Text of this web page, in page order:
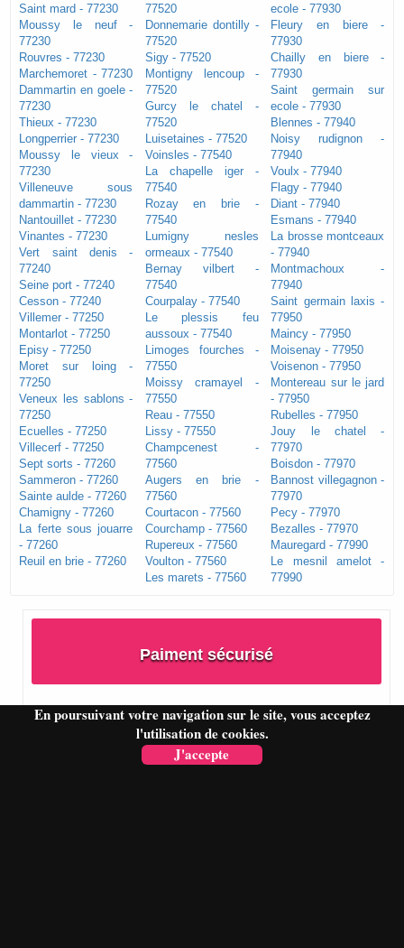
En poursuivant votre navigation sur le site, vous acceptez
l'utilisation de cookies.
J'accepte
Saint mard - 77230
Moussy le neuf -
77230
Rouvres - 77230
Marchemoret - 77230
Dammartin en goele -
77230
Thieux - 77230
Longperrier - 77230
Moussy le vieux -
77230
Villeneuve sous
dammartin - 77230
Nantouillet - 77230
Vinantes - 77230
Vert saint denis -
77240
Seine port - 77240
Cesson - 77240
Villemer - 77250
Montarlot - 77250
Episy - 77250
Moret sur loing -
77250
Veneux les sablons -
77250
Ecuelles - 77250
Villecerf - 77250
Sept sorts - 77260
Sammeron - 77260
Sainte aulde - 77260
Chamigny - 77260
La ferte sous jouarre
- 77260
Reuil en brie - 77260
77520
Donnemarie dontilly -
77520
Sigy - 77520
Montigny lencoup -
77520
Gurcy le chatel -
77520
Luisetaines - 77520
Voinsles - 77540
La chapelle iger -
77540
Rozay en brie -
77540
Lumigny nesles
ormeaux - 77540
Bernay vilbert -
77540
Courpalay - 77540
Le plessis feu
aussoux - 77540
Limoges fourches -
77550
Moissy cramayel -
77550
Reau - 77550
Lissy - 77550
Champcenest -
77560
Augers en brie -
77560
Courtacon - 77560
Courchamp - 77560
Rupereux - 77560
Voulton - 77560
Les marets - 77560
ecole - 77930
Fleury en biere -
77930
Chailly en biere -
77930
Saint germain sur
ecole - 77930
Blennes - 77940
Noisy rudignon -
77940
Voulx - 77940
Flagy - 77940
Diant - 77940
Esmans - 77940
La brosse montceaux
- 77940
Montmachoux -
77940
Saint germain laxis -
77950
Maincy - 77950
Moisenay - 77950
Voisenon - 77950
Montereau sur le jard
- 77950
Rubelles - 77950
Jouy le chatel -
77970
Boisdon - 77970
Bannost villegagnon -
77970
Pecy - 77970
Bezalles - 77970
Mauregard - 77990
Le mesnil amelot -
77990
Paiment sécurisé